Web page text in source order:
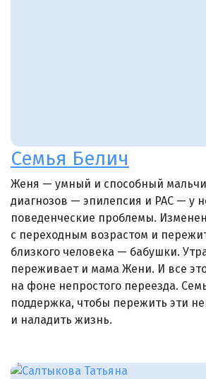
Семья Белич
Женя — умный и способный
диагнозов — эпилепсия и РАС — у
поведенческие проблемы.
с переходным возрастом и
близкого человека — бабушки.
переживает и мама Жени. И все
на фоне непростого переезда.
поддержка, чтобы пережить эти
и наладить жизнь.